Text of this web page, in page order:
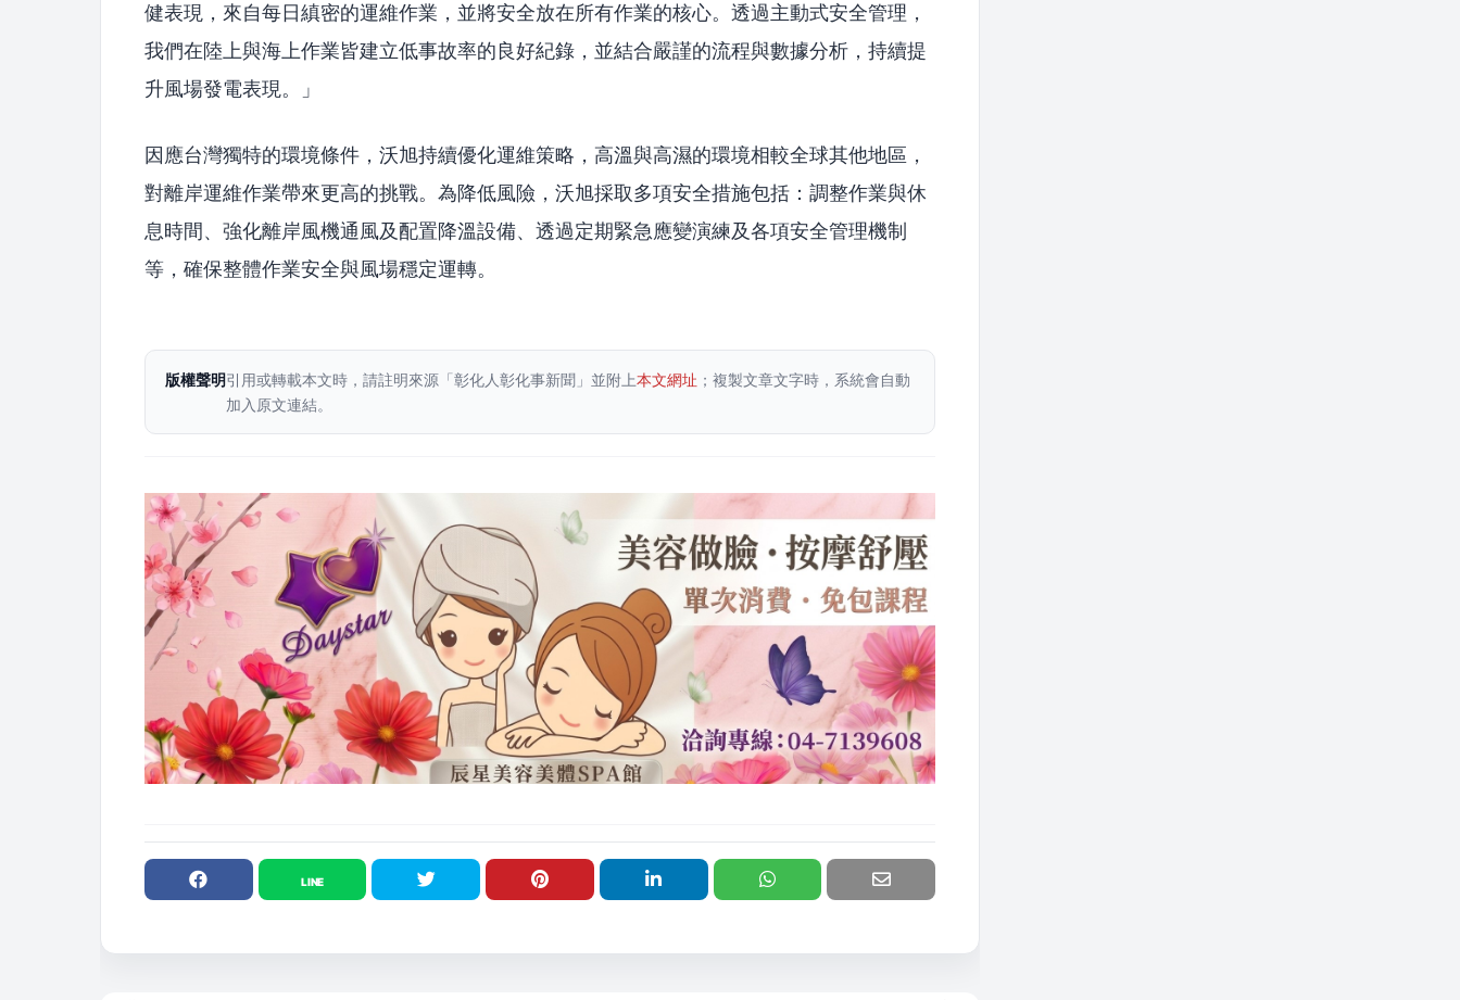
健表現，來自每日縝密的運維作業，並將安全放在所有作業的核心。透過主動式安全管理，
我們在陸上與海上作業皆建立低事故率的良好紀錄，並結合嚴謹的流程與數據分析，持續提
升風場發電表現。」
因應台灣獨特的環境條件，沃旭持續優化運維策略，高溫與高濕的環境相較全球其他地區，
對離岸運維作業帶來更高的挑戰。為降低風險，沃旭採取多項安全措施包括：調整作業與休
息時間、強化離岸風機通風及配置降溫設備、透過定期緊急應變演練及各項安全管理機制
等，確保整體作業安全與風場穩定運轉。
版權聲明引用或轉載本文時，請註明來源「彰化人彰化事新聞」並附上本文網址 ；複製文章文字時，系統會自動
加入原文連結。